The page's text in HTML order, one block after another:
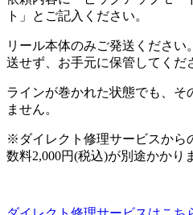
ト」とご記入ください。
リール本体のみご発送くださ
送せず、お手元に保管してくだ
ラインが巻かれた状態でも、そ
ません。
※ダイレクト修理サービスから
数料2,000円(税込)が別途かかり